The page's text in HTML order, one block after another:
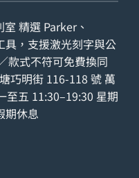
精選 Parker、
具，支援激光刻字與公
款式不符可免費換同
巧明街 116-118 號 萬
至五 11:30–19:30 星期
期休息